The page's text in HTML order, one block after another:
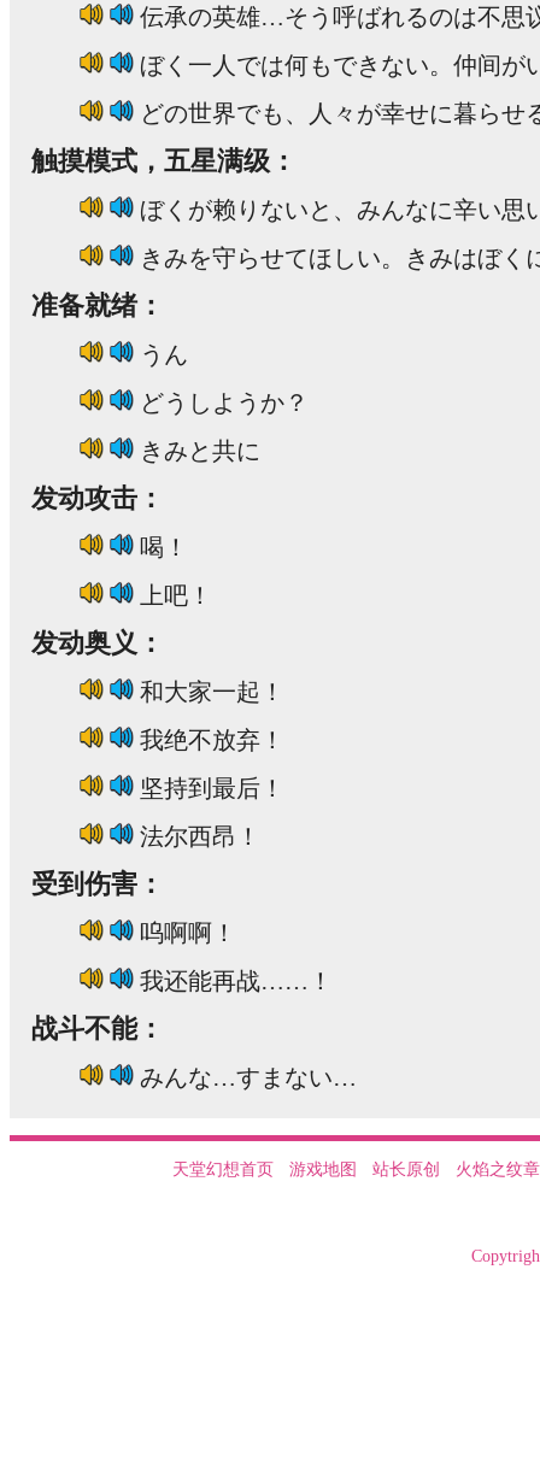
伝承の英雄…そう呼ばれるのは不思
ぼく一人では何もできない。仲间が
どの世界でも、人々が幸せに暮らせ
触摸模式，五星满级：
ぼくが赖りないと、みんなに辛い思
きみを守らせてほしい。きみはぼく
准备就绪：
うん
どうしようか？
きみと共に
发动攻击：
喝！
上吧！
发动奥义：
和大家一起！
我绝不放弃！
坚持到最后！
法尔西昂！
受到伤害：
呜啊啊！
我还能再战……！
战斗不能：
みんな…すまない…
天堂幻想首页 游戏地图 站长原创 火焰之纹